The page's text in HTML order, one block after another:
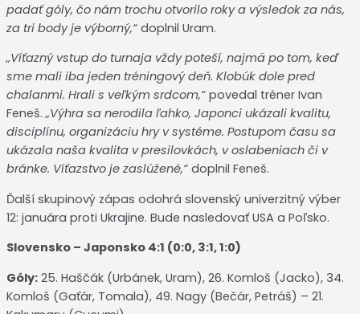
padať góly, čo nám trochu otvorilo roky a výsledok za nás,
za tri body je výborný,“ doplnil Uram.
„Víťazný vstup do turnaja vždy poteší, najmä po tom, keď
sme mali iba jeden tréningový deň. Klobúk dole pred
chalanmi. Hrali s veľkým srdcom,“ povedal tréner Ivan
Feneš.„Výhra sa nerodila ľahko, Japonci ukázali kvalitu,
disciplínu, organizáciu hry v systéme. Postupom času sa
ukázala naša kvalita v presilovkách, v oslabeniach či v
bránke. Víťazstvo je zaslúžené,“ doplnil Feneš.
Ďalší skupinový zápas odohrá slovenský univerzitný výber
12: januára proti Ukrajine. Bude nasledovať USA a Poľsko.
Slovensko – Japonsko 4:1 (0:0, 3:1, 1:0)
Góly: 25. Haščák (Urbánek, Uram), 26. Komloš (Jacko), 34.
Komloš (Gaťár, Tomala), 49. Nagy (Bečár, Petráš) – 21.